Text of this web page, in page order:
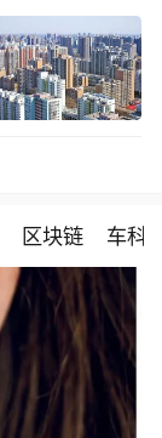
区块链 车科